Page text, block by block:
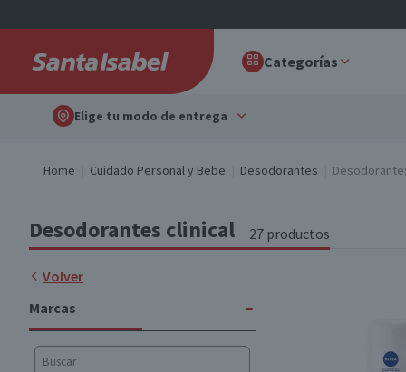
Categorías
Elige tu modo de entrega
Home Cuidado Personal y Bebe Desodorantes
Desodorantes clinical 27 productos
Volver
Marcas
-